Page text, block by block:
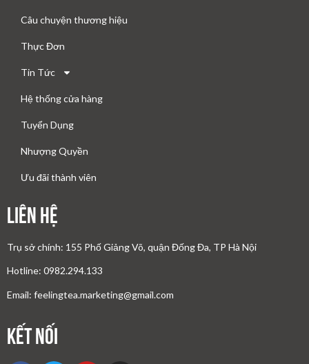
Câu chuyện thương hiệu
Thực Đơn
Tin Tức
Hệ thống cửa hàng
Tuyển Dụng
Nhượng Quyền
Ưu đãi thành viên
Liên Hệ
Trụ sở chính: 155 Phố Giảng Võ, quận Đống Đa, TP Hà Nội
Hotline: 0982.294.133
Email: feelingtea.marketing@gmail.com
Kết nối